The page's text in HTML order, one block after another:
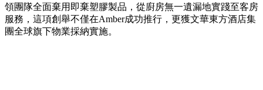
領團隊全面棄用即棄塑膠製品，從廚房無一遺漏地實踐至客房
服務，這項創舉不僅在Amber成功推行，更獲文華東方酒店集
團全球旗下物業採納實施。